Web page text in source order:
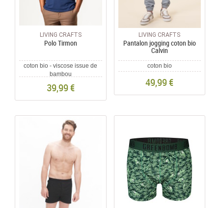
LIVING CRAFTS
Polo Tirmon
coton bio - viscose issue de
bambou
39,99 €
LIVING CRAFTS
Pantalon jogging coton bio
Calvin
coton bio
49,99 €